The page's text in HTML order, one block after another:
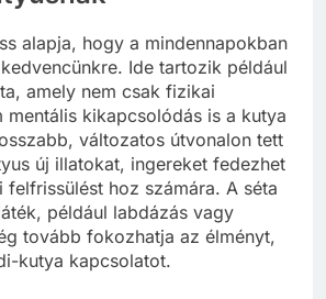
alapja, hogy a mindennapokban
Ide tartozik például
amely nem csak fizikai
mentális kikapcsolódás is a kutya
változatos útvonalon tett
új illatokat, ingereket fedezhet
felfrissülést hoz számára. A séta
például labdázás vagy
tovább fokozhatja az élményt,
kutya kapcsolatot.